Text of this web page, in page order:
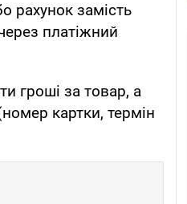
рахунок замість
платіжний
гроші за товар, а
картки, термін